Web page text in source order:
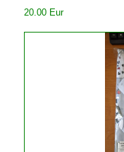
20.00 Eur